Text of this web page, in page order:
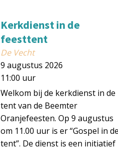
Kerkdienst in de
feesttent
De Vecht
9 augustus 2026
11:00 uur
Welkom bij de kerkdienst in de
tent van de Beemter
Oranjefeesten. Op 9 augustus
om 11.00 uur is er “Gospel in de
tent”. De dienst is een initiatief